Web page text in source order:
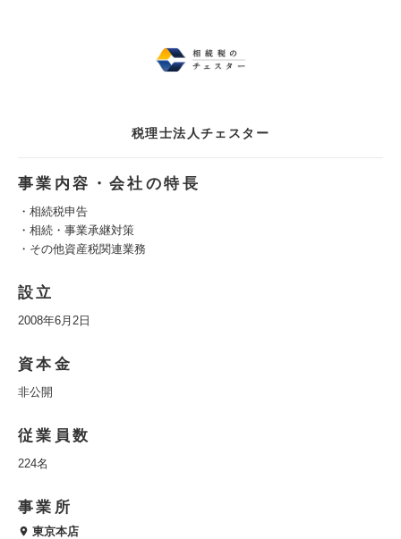
税理士法人チェスター
事業内容・会社の特長
・相続税申告
・相続・事業承継対策
・その他資産税関連業務
設立
2008年6月2日
資本金
非公開
従業員数
224名
事業所
東京本店